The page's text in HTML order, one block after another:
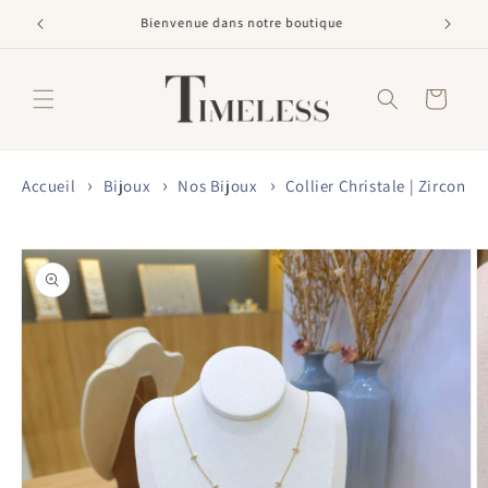
passer
Livraison offerte dès 60€
Panier
Accueil Bijoux Nos Bijoux Collier Christale | Zircon
Passer aux
informations
produits